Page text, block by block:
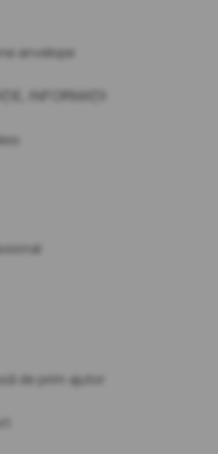
anvelope
INFORMAȚII
de prim ajutor